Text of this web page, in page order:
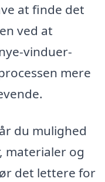
at finde det
ved at
vinduer-
mere
du mulighed
materialer og
det lettere for